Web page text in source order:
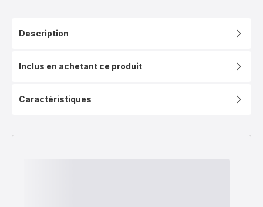
Description
Inclus en achetant ce produit
Caractéristiques